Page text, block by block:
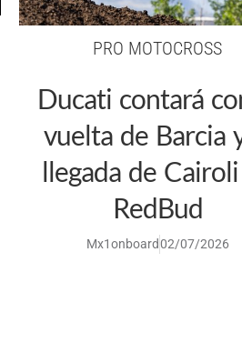
PRO MOTOCROSS
Ducati contará
vuelta de Barcia
llegada de
RedBud
Mx1onboard02/07/2026